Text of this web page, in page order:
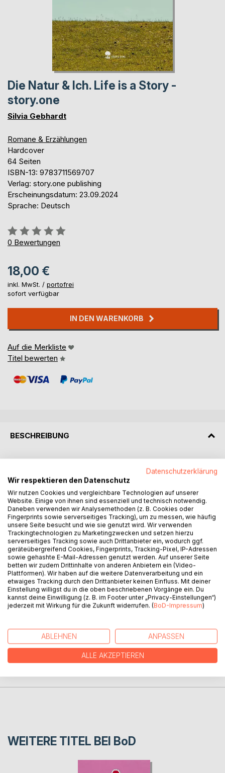
Die Natur & Ich. Life is a Story -
story.one
Silvia Gebhardt
Romane & Erzählungen
Hardcover
64 Seiten
ISBN-13: 9783711569707
Verlag: story.one publishing
Erscheinungsdatum: 23.09.2024
Sprache: Deutsch
Bewertung::
0%
0 Bewertungen
18,00 €
inkl. MwSt. / portofrei
sofort verfügbar
IN DEN WARENKORB
Auf die Merkliste
Titel bewerten
BESCHREIBUNG
furchteinflößende Erfahrungen im Wald, ausdauerndem
Morgensport im herbstlichem Nebel bis zu faszinierenden
Erkundungstouren unter Wasser.
Geschichten vom Leben eines Baumes oder dem
wahrgewordenen Traum vom Garten mitten in der Natur.
...Oder Natur mitten im Garten?
In diesem Buch geht es um Geschichten aus der Natur, in
der Natur und mit der Natur und zeigt, was sie alles zu
bieten hat!
Es lädt zum Entspannen und Tagträumen ein und erinnert,
unser einzigartiges Naturjuwel zu schätzen und zu
schützen.
PRESSESTIMMEN
WEITERE TITEL BEI BoD
Datenschutzerklärung
Wir respektieren den Datenschutz
Wir nutzen Cookies und vergleichbare Technologien auf unserer
Website. Einige von ihnen sind essenziell und technisch notwendig.
Daneben verwenden wir Analysemethoden (z. B. Cookies oder
Fingerprints sowie serverseitiges Tracking), um zu messen, wie häufig
unsere Seite besucht und wie sie genutzt wird. Wir verwenden
Trackingtechnologien zu Marketingzwecken und setzen hierzu
serverseitiges Tracking sowie auch Drittanbieter ein, wodurch ggf.
geräteübergreifend Cookies, Fingerprints, Tracking-Pixel, IP-Adressen
sowie gehashte E-Mail-Adressen genutzt werden. Auf unserer Seite
betten wir zudem Drittinhalte von anderen Anbietern ein (Video-
Plattformen). Wir haben auf die weitere Datenverarbeitung und ein
etwaiges Tracking durch den Drittanbieter keinen Einfluss. Mit deiner
Einstellung willigst du in die oben beschriebenen Vorgänge ein. Du
kannst deine Einwilligung (z. B. im Footer unter „Privacy-Einstellungen“)
jederzeit mit Wirkung für die Zukunft widerrufen. (BoD-Impressum)
ABLEHNEN ANPASSEN
ALLE AKZEPTIEREN